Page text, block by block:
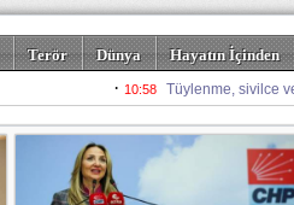
Terör Dünya Hayatın İçinden
Spor Misafir Kalem